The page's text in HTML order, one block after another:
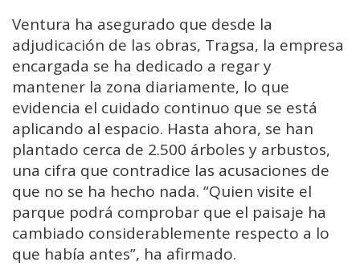
Ventura ha asegurado que desde la
adjudicación de las obras, Tragsa, la empresa
encargada se ha dedicado a regar y
mantener la zona diariamente, lo que
evidencia el cuidado continuo que se está
aplicando al espacio. Hasta ahora, se han
plantado cerca de 2.500 árboles y arbustos,
una cifra que contradice las acusaciones de
que no se ha hecho nada. “Quien visite el
parque podrá comprobar que el paisaje ha
cambiado considerablemente respecto a lo
que había antes”, ha afirmado.